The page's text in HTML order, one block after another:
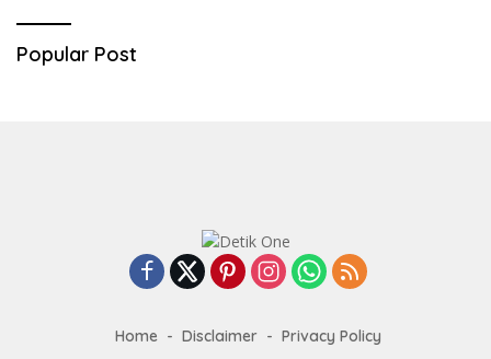
Popular Post
Home Disclaimer
Privacy Policy